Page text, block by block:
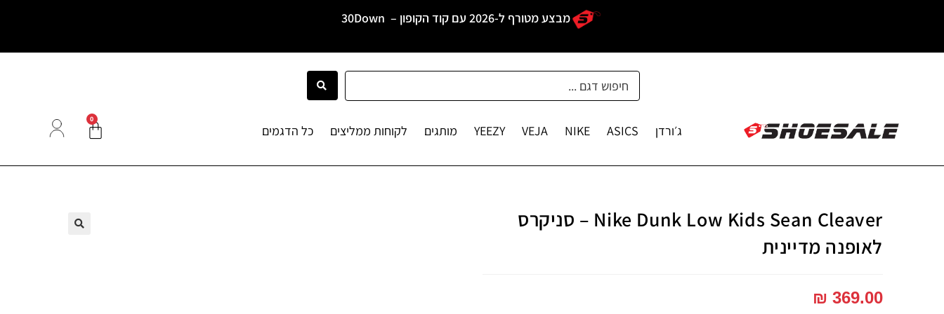
מבצע מטורף ל-2026 עם קוד הקופון – 30Down
ג׳ורדן ASICS
NIKE
VEJA
YEEZY מותגים לקוחות ממליצים כל הדגמים
0
Nike Dunk Low Kids Sean Cleaver – סניקרס
לאופנה מדיינית
₪ 369.00